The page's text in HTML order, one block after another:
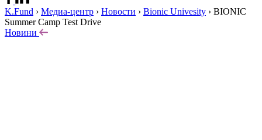
K.Fund › Медиа-центр › Новости › Bionic Univesity › BIONIC
Summer Camp Test Drive
Новини